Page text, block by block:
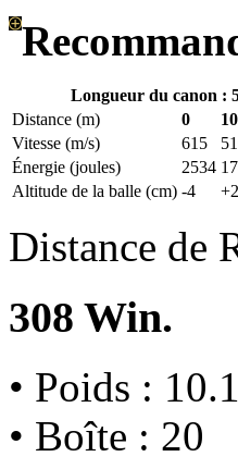
Longueur du canon :
Distance (m)
0
Vitesse (m/s)
615
Énergie (joules)
2534
Altitude de la balle (cm) -4
Distance de
308 Win.
• Poids :
• Boîte : 20